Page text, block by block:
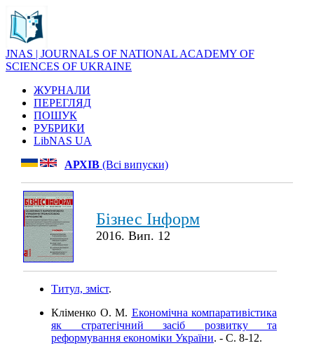
JNAS | JOURNALS OF NATIONAL ACADEMY OF
SCIENCES OF UKRAINE
ЖУРНАЛИ
ПЕРЕГЛЯД
ПОШУК
РУБРИКИ
LibNAS UA
АРХІВ (Всі випуски)
Бізнес Інформ
2016. Вип. 12
Титул, зміст.
Кліменко О. М. Економічна компаративістика
як стратегічний засіб розвитку та
реформування економіки України. - C. 8-12.